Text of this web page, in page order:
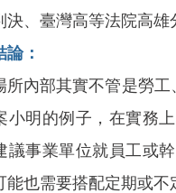
決、臺灣高等法院高雄
論：
所內部其實不管是勞
小明的例子，在實務
議事業單位就員工或
能也需要搭配定期或